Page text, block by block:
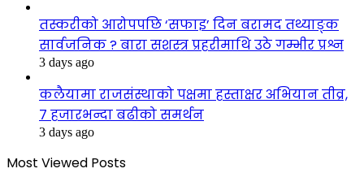
तस्करीको आरोपपछि ‘सफाइ’ दिन बरामद तथ्याङ्क
सार्वजनिक ? बारा सशस्त्र प्रहरीमाथि उठे गम्भीर प्रश्न
3 days ago
कलैयामा राजसंस्थाको पक्षमा हस्ताक्षर अभियान तीव्र,
७ हजारभन्दा बढीको समर्थन
3 days ago
Most Viewed Posts